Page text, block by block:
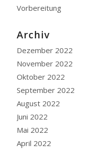
Vorbereitung
Archiv
Dezember 2022
November 2022
Oktober 2022
September 2022
August 2022
Juni 2022
Mai 2022
April 2022